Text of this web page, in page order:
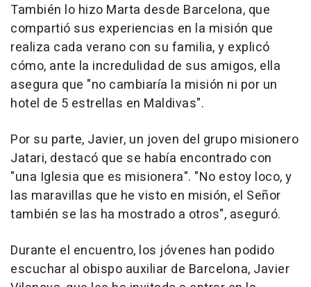
También lo hizo Marta desde Barcelona, que
compartió sus experiencias en la misión que
realiza cada verano con su familia, y explicó
cómo, ante la incredulidad de sus amigos, ella
asegura que "no cambiaría la misión ni por un
hotel de 5 estrellas en Maldivas".
Por su parte, Javier, un joven del grupo misionero
Jatari, destacó que se había encontrado con
"una Iglesia que es misionera". "No estoy loco, y
las maravillas que he visto en misión, el Señor
también se las ha mostrado a otros", aseguró.
Durante el encuentro, los jóvenes han podido
escuchar al obispo auxiliar de Barcelona, Javier